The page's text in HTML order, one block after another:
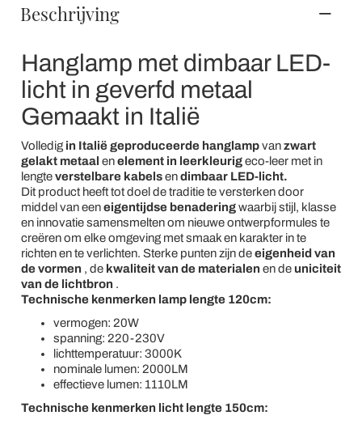
Beschrijving
Hanglamp met dimbaar LED-
licht in geverfd metaal
Gemaakt in Italië
Volledig in Italië geproduceerde hanglampvanzwart
gelakt metaal enelement in leerkleurigeco-leer met in
lengteverstelbare kabelsendimbaar LED-licht.
Dit product heeft tot doel de traditie te versterken door
middel van eeneigentijdse benaderingwaarbij stijl, klasse
en innovatie samensmelten om nieuwe ontwerpformules te
creëren om elke omgeving met smaak en karakter in te
richten en te verlichten. Sterke punten zijn deeigenheid van
de vormen , de kwaliteit van de materialen en de uniciteit
van de lichtbron .
Technische kenmerken lamp lengte 120cm:
vermogen: 20W
spanning: 220-230V
lichttemperatuur: 3000K
nominale lumen: 2000LM
effectieve lumen: 1110LM
Technische kenmerken licht lengte 150cm: